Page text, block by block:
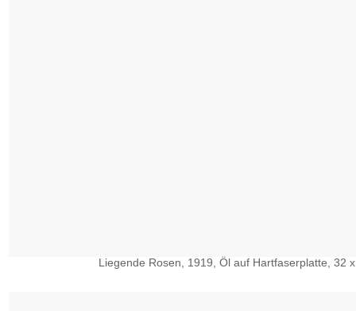
Liegende Rosen, 1919, Öl auf Hartfaserplatte, 32